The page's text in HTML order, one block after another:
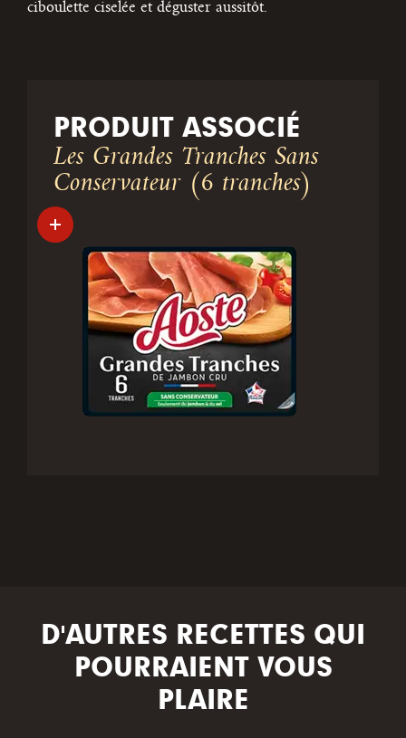
ciboulette ciselée et déguster aussitôt.
PRODUIT ASSOCIÉ
Les Grandes Tranches Sans
Conservateur (6 tranches)
D'AUTRES RECETTES QUI
POURRAIENT VOUS
PLAIRE